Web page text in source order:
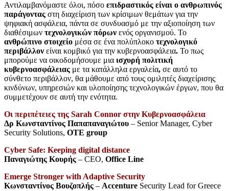
Αντιλαμβανόμαστε όλοι, πόσο επιδραστικός είναι ο ανθρωπινός
παράγοντας στη διαχείριση των κρίσιμων θεμάτων για την
ψηφιακή ασφάλεια, πάντα σε συνδυασμό με την αξιοποίηση των
διαθέσιμων τεχνολογικών πόρων ενός οργανισμού. Το
ανθρώπινο στοιχείο μέσα σε ένα πολύπλοκο τεχνολογικό
περιβάλλον είναι κομβικό για την κυβερνοασφάλεια. Το πως
μπορούμε να οικοδομήσουμε μια ισχυρή πολιτική
κυβερνοασφάλειας με τα κατάλληλα εργαλεία, σε αυτό το
σύνθετο περιβάλλον, θα μάθουμε από τους ομιλητές διαχείρισης
κινδύνων, υπηρεσιών και υλοποίησης τεχνολογικών έργων, που θα
συμμετέχουν σε αυτή την ενότητα.
Οι περιπέτειες της Sarah Connor στην Κυβερνοασφάλεια
Δρ Κωνσταντίνος Παπαπαναγιώτου – Senior Manager, Cyber
Security Solutions, ΟΤΕ group
Cyber Safe: Keeping digital distance
Παναγιώτης Κουρής – CEO, Office Line
Emerge Stronger with Adaptive Security
Κωνσταντίνος Βουζοπλής – Accenture Security Lead for Greece